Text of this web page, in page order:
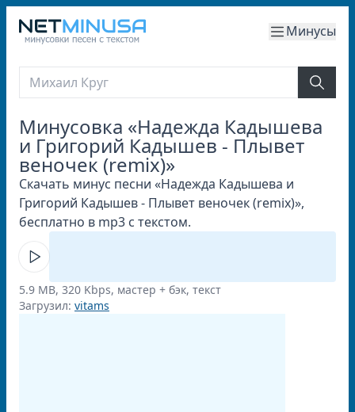
Минусы
Минусовка «Надежда Кадышева
и Григорий Кадышев - Плывет
веночек (remix)»
Скачать минус песни «Надежда Кадышева и
Григорий Кадышев - Плывет веночек (remix)»,
бесплатно в mp3 с текстом.
5.9 MB, 320 Kbps, мастер + бэк, текст
Загрузил: vitams